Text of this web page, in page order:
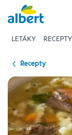
Přeskočit
LETÁKY RECEPTY
Recepty